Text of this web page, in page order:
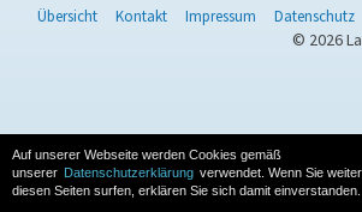
Übersicht Kontakt Impressum Datenschutz
© 2026
Auf unserer Webseite werden Cookies gemäß
unserer Datenschutzerklärung verwendet. Wenn Sie
diesen Seiten surfen, erklären Sie sich damit einverstanden.